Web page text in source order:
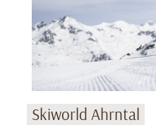
Skiworld Ahrntal